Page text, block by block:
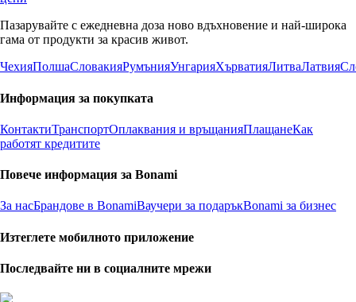
Пазарувайте с ежедневна доза ново вдъхновение и най-широка
гама от продукти за красив живот.
ЧехияПолшаСловакияРумънияУнгарияХърватияЛитваЛатвия
Информация за покупката
КонтактиТранспортОплаквания и връщанияПлащанеКак
работят кредитите
Повече информация за Bonami
За насБрандове в BonamiВаучери за подаръкBonami за бизнес
Изтеглете мобилното приложение
Последвайте ни в социалните мрежи